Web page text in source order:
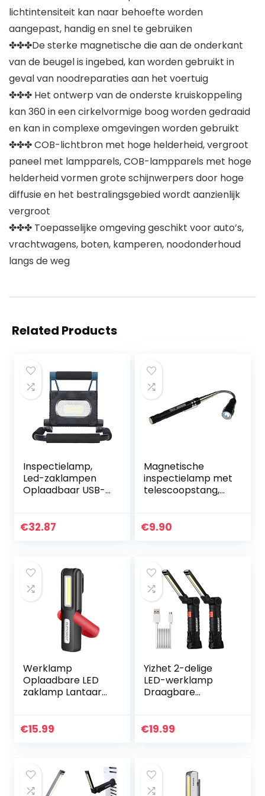
lichtintensiteit kan naar behoefte worden
aangepast, handig en snel te gebruiken
✤✤✤De sterke magnetische die aan de onderkant
van de beugel is ingebed, kan worden gebruikt in
geval van noodreparaties aan het voertuig
✤✤✤ Het ontwerp van de onderste kruiskoppeling
kan 360 in een cirkelvormige boog worden gedraaid
en kan in complexe omgevingen worden gebruikt
✤✤✤ COB-lichtbron met hoge helderheid, vergroot
paneel met lampparels, COB-lampparels met hoge
helderheid vormen grote schijnwerpers door hoge
diffusie en het bestralingsgebied wordt aanzienlijk
vergroot
✤✤✤ Toepasselijke omgeving geschikt voor auto’s,
vrachtwagens, boten, kamperen, noodonderhoud
langs de weg
Related Products
Inspectielamp,
Led-zaklampen
Oplaadbaar USB-
autoreparatie
€32.87
Magnetische
inspectielamp met
telescoopstang,
led-verlichting,
€9.90
Werklamp
Oplaadbare LED
zaklamp Lantaarn
COB LED lamp
€15.99
Yizhet 2-delige
LED-werklamp
Draagbare
COB-
€19.99